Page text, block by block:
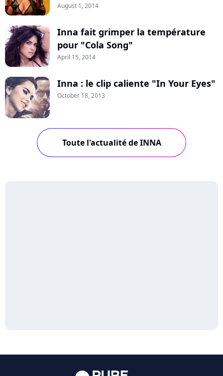
August 1, 2014
Inna fait grimper la température
pour "Cola Song"
April 15, 2014
Inna : le clip caliente "In Your Eyes"
October 18, 2013
Toute l'actualité de INNA